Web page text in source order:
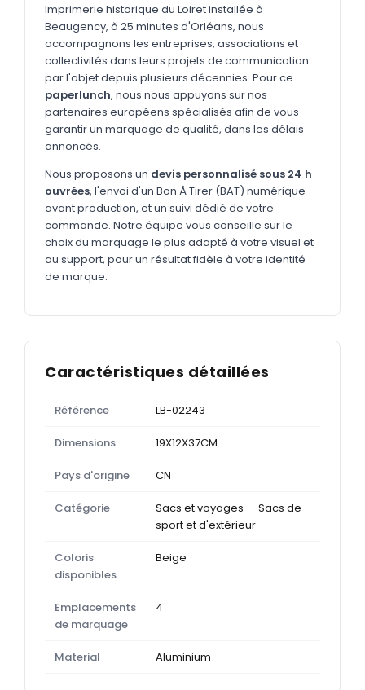
Polos
Sweatshirts
GOODIES
Catalogue complet Nouveau
Bureau & écriture
Sacs & voyages
Verres & déjeuner
Technologie
Vêtements
Outils & porte-clés
Cuisine
Imprimerie historique du Loiret installée à
Beaugency, à 25 minutes d'Orléans, nous
accompagnons les entreprises, associations et
collectivités dans leurs projets de communication
par l'objet depuis plusieurs décennies. Pour ce
paperlunch, nous nous appuyons sur nos
partenaires européens spécialisés afin de vous
garantir un marquage de qualité, dans les délais
annoncés.
Nous proposons un devis personnalisé sous 24 h
ouvrées, l'envoi d'un Bon À Tirer (BAT) numérique
avant production, et un suivi dédié de votre
commande. Notre équipe vous conseille sur le
choix du marquage le plus adapté à votre visuel et
au support, pour un résultat fidèle à votre identité
de marque.
Caractéristiques détaillées
Référence LB-02243
Dimensions 19X12X37CM
Pays d'origine CN
Catégorie
Sacs et voyages — Sacs de
sport et d'extérieur
Coloris
disponibles
Beige
Emplacements
de marquage
4
Material Aluminium